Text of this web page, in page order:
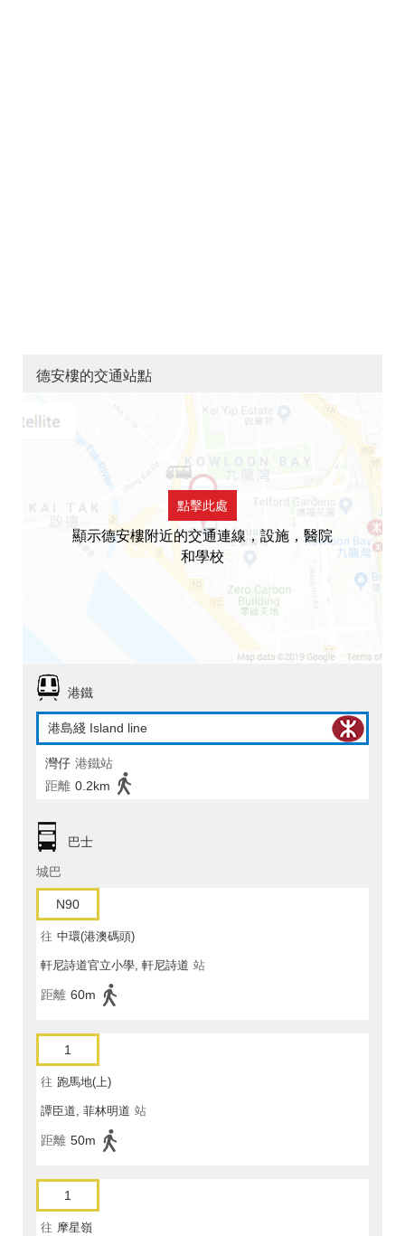
德安樓的交通站點
點擊此處
顯示德安樓附近的交通連線，設施，醫院
和學校
港鐵
港島綫 Island line
灣仔 港鐵站
距離 0.2km
巴士
城巴
N90
往 中環(港澳碼頭)
軒尼詩道官立小學, 軒尼詩道 站
距離 60m
1
往 跑馬地(上)
譚臣道, 菲林明道 站
距離 50m
1
往 摩星嶺